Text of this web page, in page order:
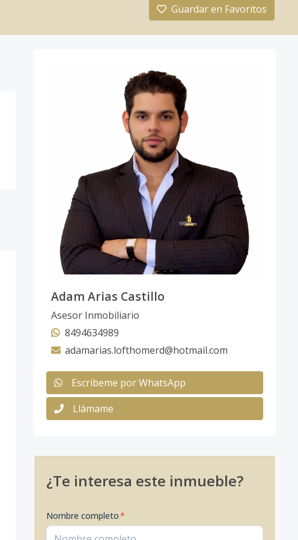
Guardar en Favoritos
Adam Arias Castillo
Asesor Inmobiliario
8494634989
adamarias.lofthomerd@hotmail.com
Escribeme por WhatsApp
Llámame
¿Te interesa este inmueble?
Nombre completo*